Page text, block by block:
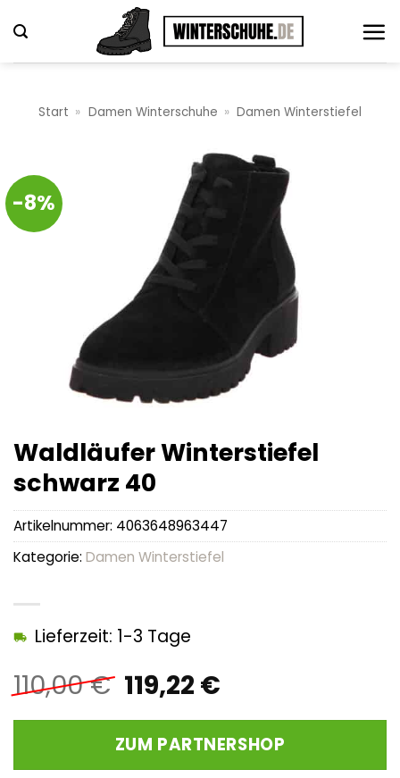
Inhalt
springen
Start » Damen Winterschuhe » Damen Winterstiefel
-8%
Waldläufer Winterstiefel
schwarz 40
110,00€ Ursprünglicher
Preis
war:
110,00 €
119,22 €Aktueller
ist:
119,22 €.
Lieferzeit: 1-3 Tage
ZUM PARTNERSHOP
Artikelnummer: 4063648963447
Kategorie: Damen Winterstiefel